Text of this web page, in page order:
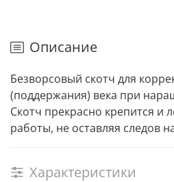
Описание
Безворсовый скотч для
(поддержания) века при
Скотч прекрасно крепится и
работы, не оставляя следов
Характеристики